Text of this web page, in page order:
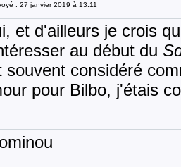
: 27 janvier 2019 à 13:11
et d'ailleurs je crois
au début du
souvent considéré
pour Bilbo, j'étais